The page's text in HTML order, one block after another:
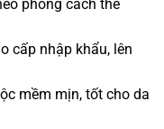
₫.
phong cách thể
cấp nhập khẩu, lên
mềm mịn, tốt cho da